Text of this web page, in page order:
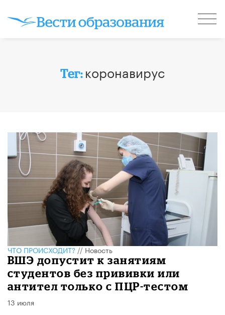
Тег: коронавирус
ЧТО ПРОИСХОДИТ?//Новость
ВШЭ допустит к занятиям
студентов без прививки или
антител только с ПЦР-тестом
13 июля